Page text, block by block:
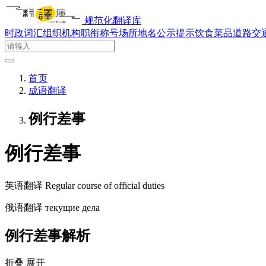
规范化翻译库
时政词汇组织机构职衔称号场所地名公示提示饮食菜品道路交
首页
成语翻译
例行差事
例行差事
英语翻译 Regular course of official duties
俄语翻译 текущие дела
例行差事解析
折叠 展开